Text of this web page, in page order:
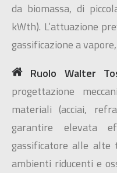
da biomassa, di
kWth). L’attuazione
gassificazione a
Ruolo Walter
progettazione
materiali (acciai,
garantire elevata
gassificatore alle alte
ambienti riducenti e